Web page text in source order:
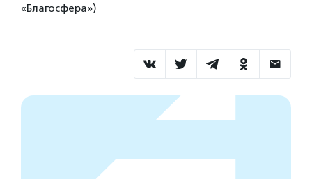
«Благосфера»)